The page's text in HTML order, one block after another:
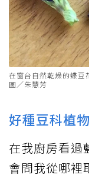
在窗台自然乾燥的蝶豆
圖／朱慧芳
好種豆科植
在我廚房看過
會問我從哪裡